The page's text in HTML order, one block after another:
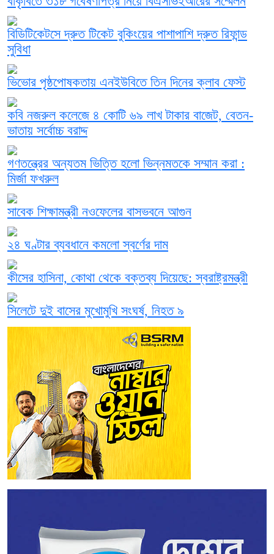
বিডিটিকেটসে দ্রুত টিকেট বুকিংয়ের পাশাপাশি দ্রুত রিফান্ড
সুবিধা
ভিভোর পৃষ্ঠপোষকতায় এনইউবিতে তিন দিনের ক্লাব ফেস্ট
কবি নজরুল কলেজে ৪ কোটি ৬৯ লাখ টাকার বাজেট, বেতন-
ভাতায় সর্বোচ্চ বরাদ্দ
গণতন্ত্রের অন্যতম ভিত্তি হলো ভিন্নমতকে সম্মান করা :
মির্জা ফখরুল
সাবেক শিক্ষামন্ত্রী নওফেলের বাসভবনে আগুন
২৪ ঘণ্টার ব্যবধানে কমলো স্বর্ণের দাম
কীসের হাসিনা, কোথা থেকে বক্তব্য দিয়েছে: স্বরাষ্ট্রমন্ত্রী
সিলেটে দুই বাসের মুখোমুখি সংঘর্ষ, নিহত ৯